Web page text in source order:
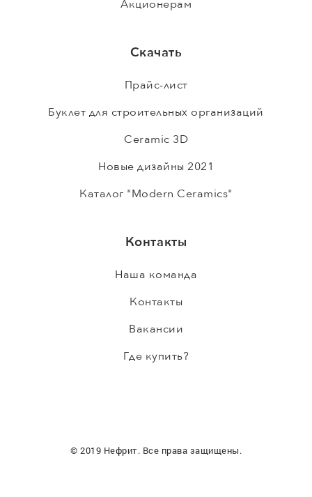
Акционерам
Скачать
Прайс-лист
Буклет для строительных организаций
Ceramic 3D
Новые дизайны 2021
Каталог "Modern Ceramics"
Контакты
Наша команда
Контакты
Вакансии
Где купить?
© 2019 Нефрит. Все права защищены.